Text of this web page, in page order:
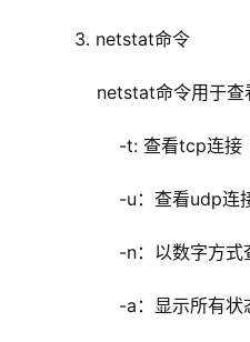
3. netstat命令
netstat命令用于查看
-t: 查看tcp连接
-u：查看udp连
-n：以数字方式查
-a：显示所有状